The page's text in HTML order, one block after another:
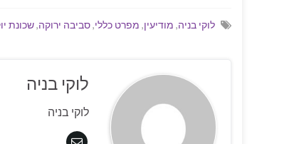
לוקי בניה, מודיעין, מפרט כללי,סביבה ירוקה,שכונת
לוקי בניה
לוקי בניה